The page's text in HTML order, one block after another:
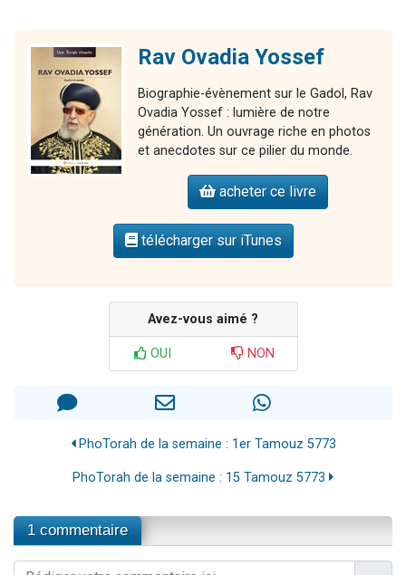
Rav Ovadia Yossef
Biographie-évènement sur le Gadol, Rav
Ovadia Yossef : lumière de notre
génération. Un ouvrage riche en photos
et anecdotes sur ce pilier du monde.
acheter ce livre
télécharger sur iTunes
Avez-vous aimé ?
OUI NON
PhoTorah de la semaine : 1er Tamouz 5773
PhoTorah de la semaine : 15 Tamouz 5773
1 commentaire